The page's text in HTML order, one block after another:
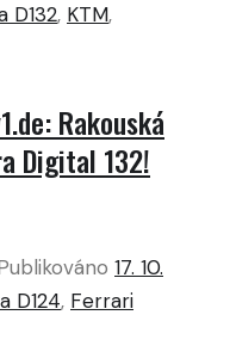
D132, KTM,
Rakouská
Digital 132!
17. 10.
D124, Ferrari